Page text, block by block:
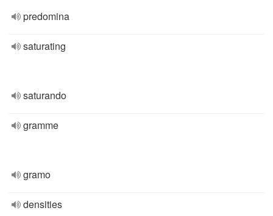
predomina
saturating
saturando
gramme
gramo
densities